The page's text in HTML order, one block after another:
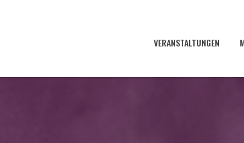
VERANSTALTUNGEN